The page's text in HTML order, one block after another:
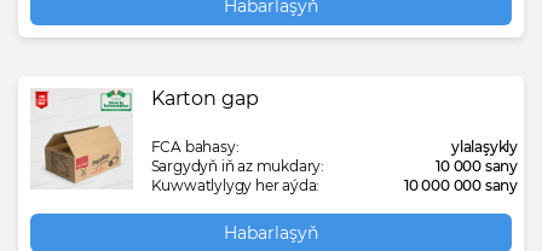
Habarlaşyň
Karton gap
FCA bahasy:
ylalaşykly
Sargydyň iň az mukdary:
10 000 sany
Kuwwatlylygy her aýda:
10 000 000 sany
Habarlaşyň